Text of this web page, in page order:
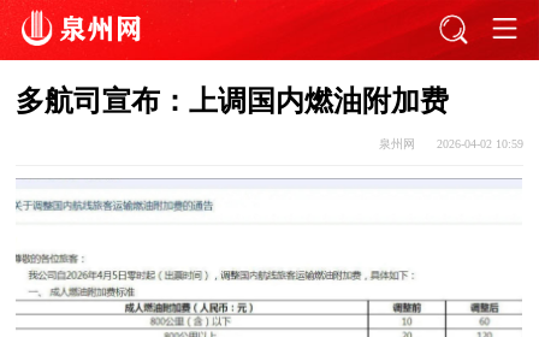
多航司宣布：上调国内燃油附加费
泉州网 2026-04-02 10:59